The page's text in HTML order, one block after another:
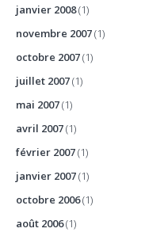
janvier 2008(1)
novembre 2007(1)
octobre 2007(1)
juillet 2007(1)
mai 2007(1)
avril 2007(1)
février 2007(1)
janvier 2007(1)
octobre 2006(1)
août 2006(1)